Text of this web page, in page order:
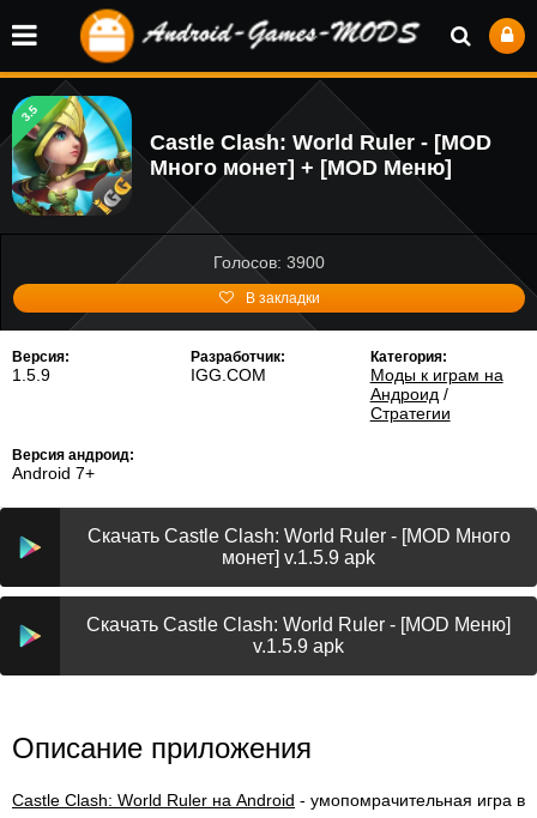
3.5
Castle Clash: World Ruler - [MOD
Много монет] + [MOD Меню]
Голосов: 3900
В закладки
Версия:
1.5.9
Разработчик:
IGG.COM
Категория:
Моды к играм на
Андроид /
Стратегии
Версия андроид:
Android 7+
Скачать Castle Clash: World Ruler - [MOD Много
монет] v.1.5.9 apk
Скачать Castle Clash: World Ruler - [MOD Меню]
v.1.5.9 apk
Описание приложения
Castle Clash: World Ruler на Android - умопомрачительная игра в